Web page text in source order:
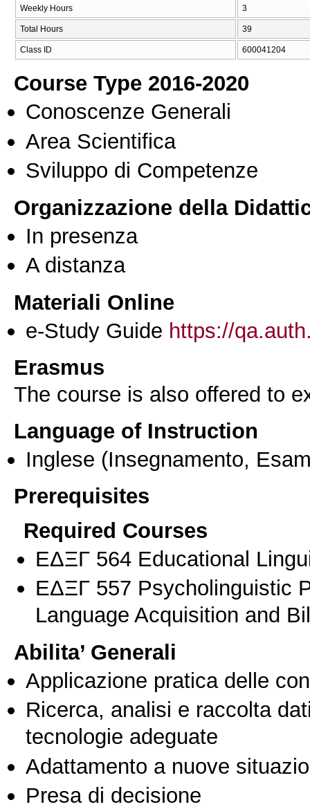
Weekly Hours 3
Total Hours 39
Class ID 600041204
Course Type 2016-2020
Conoscenze Generali
Area Scientifica
Sviluppo di Competenze
Organizzazione della
In presenza
A distanza
Materiali Online
e-Study Guide https://
Erasmus
The course is also offered to
Language of Instruction
Inglese (Insegnamento,
Prerequisites
Required Courses
ΕΔΞΓ 564 Educational
ΕΔΞΓ 557 Psycholinguistic
Language Acquisition and
Abilita’ Generali
Applicazione pratica delle
Ricerca, analisi e raccolta
tecnologie adeguate
Adattamento a nuove
Presa di decisione